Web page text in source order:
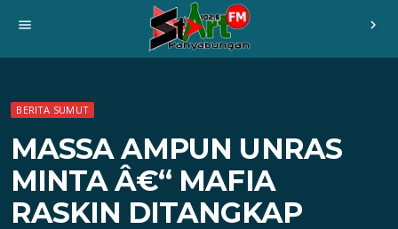
menu chevron_right
BERITA SUMUT
MASSA AMPUN UNRAS
MINTA Â€“ MAFIA
RASKIN DITANGKAP